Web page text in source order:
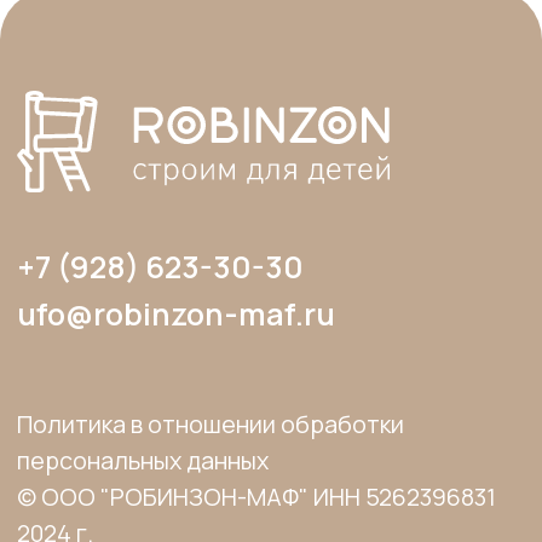
правообладателя и только со ссылкой на